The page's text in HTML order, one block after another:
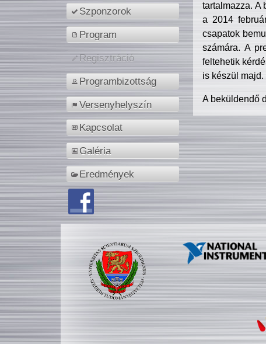
Szponzorok
Program
Regisztráció
Programbizottság
Versenyhelyszín
Kapcsolat
Galéria
Eredmények
tartalmazza. A
a 2014
csapatok
számára. A
feltehetik
is készül majd.
A beküldendő